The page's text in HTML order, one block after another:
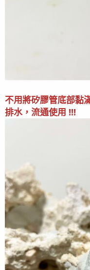
背濾過濾格空間狹小，設
次要原因為養著養著，
想追求更廣更均勻的燈
兒珊瑚的樣子
真的是作夢都會笑
但算一算花費想到都會哭
以基本、好操作、運轉穩
我對於底濾缸配置的很多
裡還有不足之處哈哈哈哈
這陣子也跟很多魚友前輩
等過陣子確定完善之後就
真的很謝謝站上前輩不吝
讓我避免了日後很多困擾
R
Mu0936,thro,
不用將矽膠管底部黏
排水，流通使用 !!!